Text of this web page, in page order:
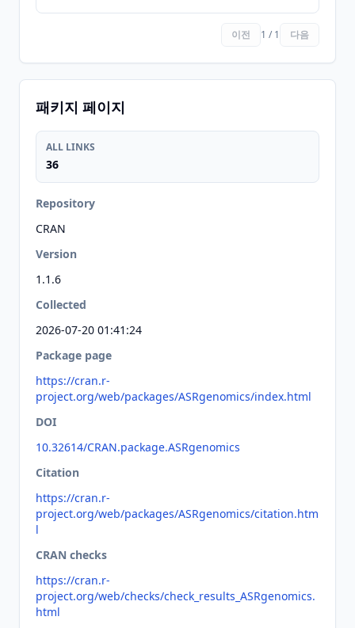
이전 1 / 1 다음
패키지 페이지
ALL LINKS
36
Repository
CRAN
Version
1.1.6
Collected
2026-07-20 01:41:24
Package page
https://cran.r-
project.org/web/packages/ASRgenomics/index.html
DOI
10.32614/CRAN.package.ASRgenomics
Citation
https://cran.r-
project.org/web/packages/ASRgenomics/citation.htm
l
CRAN checks
https://cran.r-
project.org/web/checks/check_results_ASRgenomics.
html